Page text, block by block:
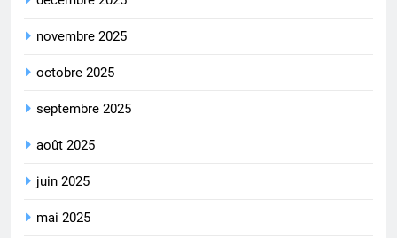
novembre 2025
octobre 2025
septembre 2025
août 2025
juin 2025
mai 2025